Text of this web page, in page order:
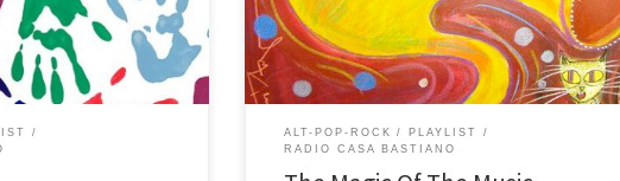
Gorillaz, Okkervil River
con Super Taranta! e Run Chicken Run. La parte più
folk si chiude qui, con il piacevole intermezzo […]
ALT-POP-ROCK
PLAYLIST
RADIO CASA BASTIANO